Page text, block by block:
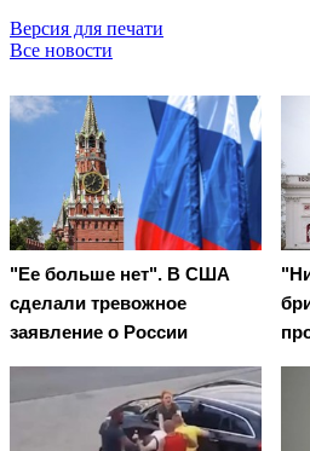
Версия для печати
Все новости
"Ее больше нет". В США
сделали тревожное
заявление о России